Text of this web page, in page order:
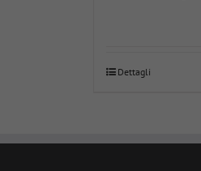
Dettagli